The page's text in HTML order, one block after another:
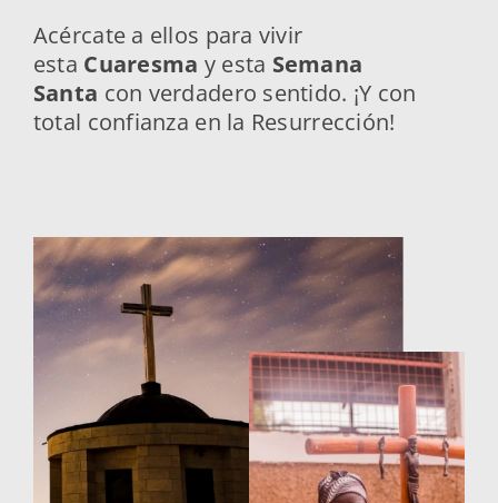
Acércate a ellos para vivir
esta Cuaresma y esta Semana
Santa con verdadero sentido. ¡Y con
total confianza en la Resurrección!